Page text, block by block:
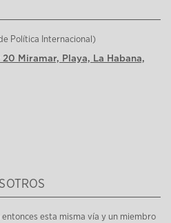
Política Internacional)
Miramar, Playa, La Habana,
esta misma vía y un miembro